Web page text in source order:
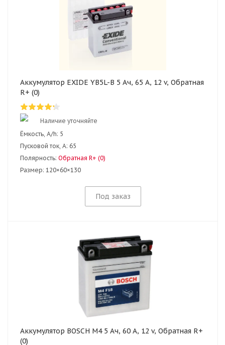
Аккумулятор EXIDE YB5L-B 5 Ач, 65 А, 12 v, Обратная
R+ (0)
Наличие уточняйте
Ёмкость, A/h: 5
Пусковой ток, А: 65
Полярность: Обратная R+ (0)
Размер: 120×60×130
Под заказ
Аккумулятор BOSCH M4 5 Ач, 60 А, 12 v, Обратная R+
(0)